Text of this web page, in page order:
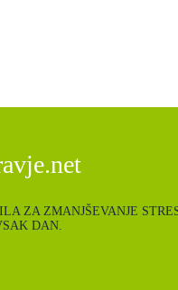
ZA ZMANJŠEVANJE
DAN.